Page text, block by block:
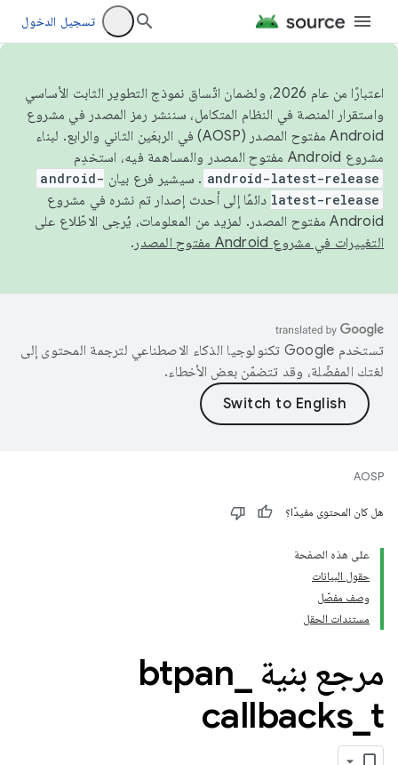
تسجيل الدخول
اعتبارًا من عام 2026، ولضمان اتّساق نموذج التطوير الثابت الأساسي
واستقرار المنصة في النظام المتكامل، سننشر رمز المصدر في مشروع
Android مفتوح المصدر (AOSP) في الربعَين الثاني والرابع. لبناء
مشروع Android مفتوح المصدر والمساهمة فيه، استخدِم
android-latest-release . سيشير فرع بيان android-
latest-release دائمًا إلى أحدث إصدار تم نشره في مشروع
Android مفتوح المصدر. لمزيد من المعلومات، يُرجى الاطّلاع على
التغييرات في مشروع Android مفتوح المصدر
.
تستخدم Google تكنولوجيا الذكاء الاصطناعي لترجمة المحتوى إلى
لغتك المفضّلة، وقد تتضمّن بعض الأخطاء.
AOSP
هل كان المحتوى مفيدًا؟
على هذه الصفحة
حقول البيانات
وصف مفصّل
مستندات الحقل
مرجع بنية btpan
callbacks t